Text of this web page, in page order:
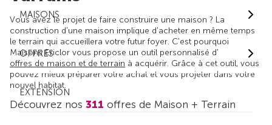
MAISONS
OFFRES
EXTENSION
Vous avez le projet de faire construire une maison ? La
construction d'une maison implique d'acheter en même temps
le terrain qui accueillera votre futur foyer. C'est pourquoi
Maisons Ericlor vous propose un outil personnalisé d'
offres de maison et de terrain à acquérir. Grâce à cet outil, vous
pouvez mieux préparer votre achat et vous projeter dans votre
nouvel habitat.
Découvrez nos 311 offres de Maison + Terrain